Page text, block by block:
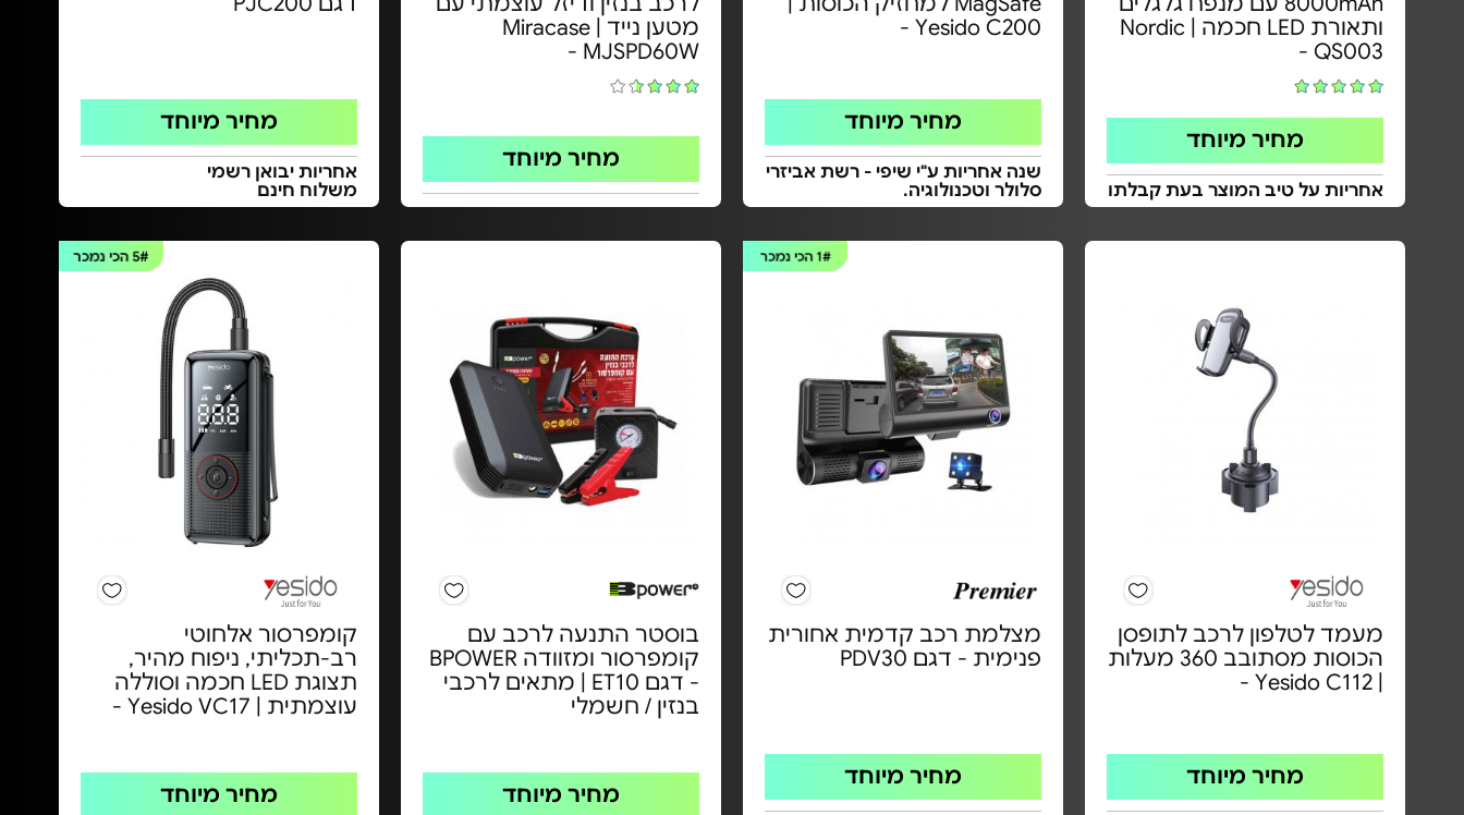
ותאורת LED חכמה | Nordic
QS003 -
מחיר מיוחד
אחריות על טיב המוצר בעת קבלתו
Yesido C200 -
מחיר מיוחד
שנה אחריות ע"י שיפי - רשת אביזרי
סלולר וטכנולוגיה.
מטען נייד | Miracase
MJSPD60W -
מחיר מיוחד
מחיר מיוחד
אחריות יבואן רשמי
משלוח חינם
מעמד לטלפון לרכב לתופסן
הכוסות מסתובב 360 מעלות
| Yesido C112 -
מחיר מיוחד
1#הכי נמכר
מצלמת רכב קדמית אחורית
פנימית - דגם PDV30
מחיר מיוחד
בוסטר התנעה לרכב עם
קומפרסור ומזוודה BPOWER
- דגם ET10 | מתאים לרכבי
בנזין / חשמלי
מחיר מיוחד
5# הכי נמכר
קומפרסור אלחוטי
רב-תכליתי, ניפוח מהיר,
תצוגת LED חכמה וסוללה
עוצמתית | Yesido VC17 -
מחיר מיוחד